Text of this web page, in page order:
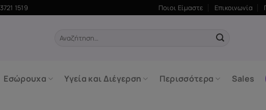
1519 Ποιοι Είμαστε Επικοινωνία
Αναζήτηση
Εσώρουχα Υγεία και Διέγερση Περισσότερα Sales